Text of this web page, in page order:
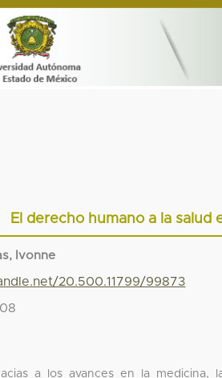
El derecho humano a la salud
Ivonne
20.500.11799/99873
a los avances en la